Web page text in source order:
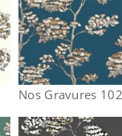
Nos Gravures